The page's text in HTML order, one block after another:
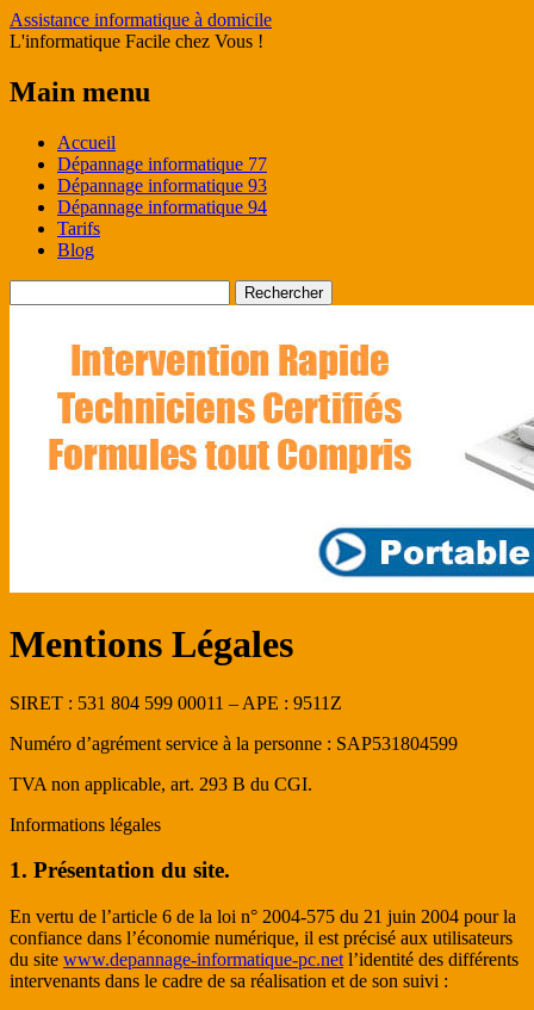
Assistance informatique à domicile
L'informatique Facile chez Vous !
Main menu
Skip
content
Accueil
Dépannage informatique 77
Dépannage informatique 93
Dépannage informatique 94
Tarifs
Blog
Mentions Légales
SIRET : 531 804 599 00011 – APE : 9511Z
Numéro d’agrément service à la personne : SAP531804599
TVA non applicable, art. 293 B du CGI.
Informations légales
1. Présentation du site.
En vertu de l’article 6 de la loi n° 2004-575 du 21 juin 2004 pour la
confiance dans l’économie numérique, il est précisé aux utilisateurs
du site www.depannage-informatique-pc.net l’identité des différents
intervenants dans le cadre de sa réalisation et de son suivi :